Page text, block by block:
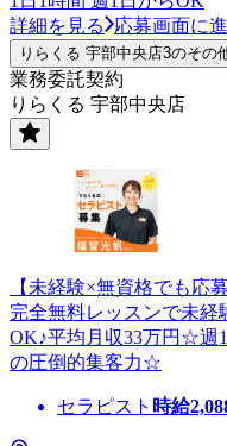
詳細を見る
応募画面に
りらくる 宇部中央店3のその
業務委託契約
りらくる 宇部中央店
【未経験×無資格でも応
完全無料レッスンで未
OK♪平均月収33万円☆週
の圧倒的集客力☆
セラピスト 時給